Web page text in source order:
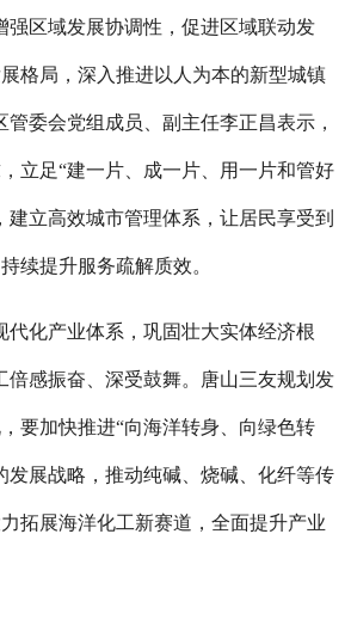
强区域发展协调性，促进区域联动发
格局，深入推进以人为本的新型城镇
管委会党组成员、副主任李正昌表示，
立足“建一片、成一片、用一片和管好
建立高效城市管理体系，让居民享受到
续提升服务疏解质效。
化产业体系，巩固壮大实体经济根
倍感振奋、深受鼓舞。唐山三友规划发
要加快推进“向海洋转身、向绿色转
发展战略，推动纯碱、烧碱、化纤等传
拓展海洋化工新赛道，全面提升产业